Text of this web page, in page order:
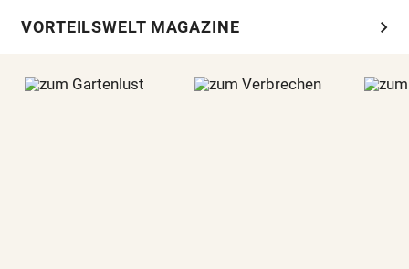
VORTEILSWELT MAGAZINE chevron_right